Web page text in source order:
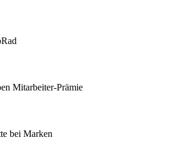
Mitarbeiter-Prämie
bei Marken